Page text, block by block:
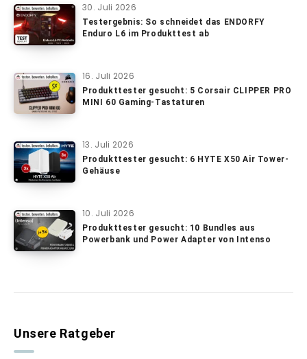
30. Juli 2026
Testergebnis: So schneidet das ENDORFY
Enduro L6 im Produkttest ab
16. Juli 2026
Produkttester gesucht: 5 Corsair CLIPPER PRO
MINI 60 Gaming-Tastaturen
13. Juli 2026
Produkttester gesucht: 6 HYTE X50 Air Tower-
Gehäuse
10. Juli 2026
Produkttester gesucht: 10 Bundles aus
Powerbank und Power Adapter von Intenso
Unsere Ratgeber